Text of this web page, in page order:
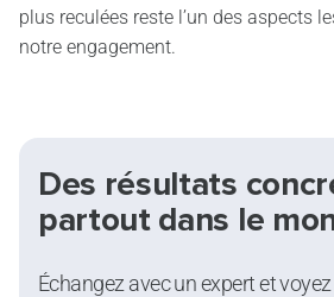
plus reculées reste l’un des aspects
notre engagement.
Des résultats
partout dans le
Échangez avec un expert et